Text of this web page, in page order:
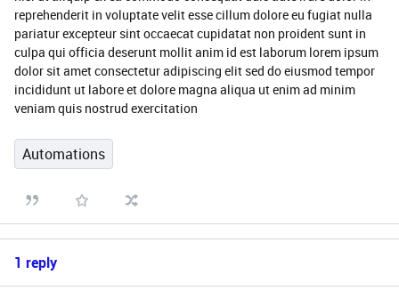
reprehenderit in voluptate velit esse cillum dolore eu fugiat nulla
pariatur excepteur sint occaecat cupidatat non proident sunt in
culpa qui officia deserunt mollit anim id est laborum lorem ipsum
dolor sit amet consectetur adipiscing elit sed do eiusmod tempor
incididunt ut labore et dolore magna aliqua ut enim ad minim
veniam quis nostrud exercitation
Automations
1 reply